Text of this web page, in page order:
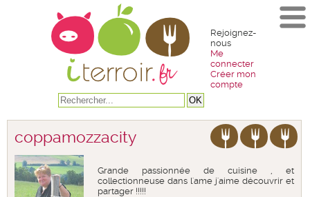
Rejoignez-
nous
Me
connecter
Créer mon
compte
coppamozzacity
Grande passionnée de cuisine , et
collectionneuse dans l'ame j'aime découvrir et
partager !!!!!